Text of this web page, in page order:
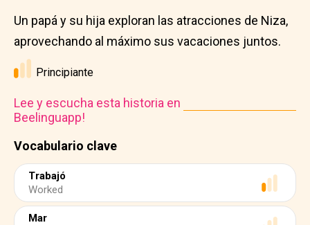
Vocabulario clave
Trabajó
Worked
Mar
Un papá y su hija exploran las atracciones de Niza,
aprovechando al máximo sus vacaciones juntos.
Principiante
Lee y escucha esta historia en
Beelinguapp!